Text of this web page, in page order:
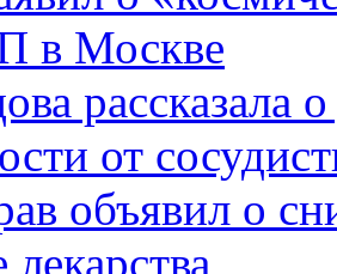
в Москве
рассказала
от
объявил о